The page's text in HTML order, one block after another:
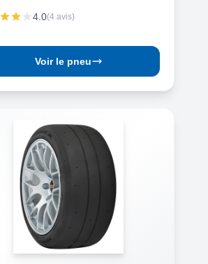
4.0(4 avis)
Voir le pneu